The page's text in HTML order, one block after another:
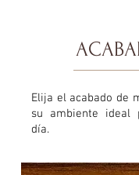
Elija el acabado de
su ambiente ideal
día.